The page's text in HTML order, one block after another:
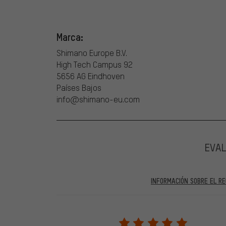
Marca:
Shimano Europe B.V.
High Tech Campus 92
5656 AG Eindhoven
Países Bajos
info@shimano-eu.com
INFORMACIÓN SOBRE EL
2022 solo se publicarán evaluaciones verificadas, lo
Solo desbloqueamos la evaluación después de